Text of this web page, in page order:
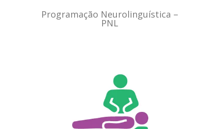
Programação Neurolinguística –
PNL